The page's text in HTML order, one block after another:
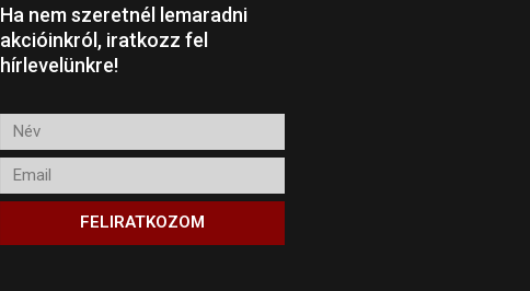
Ha nem szeretnél lemaradni
akcióinkról, iratkozz fel
hírlevelünkre!
Név
Email
FELIRATKOZOM